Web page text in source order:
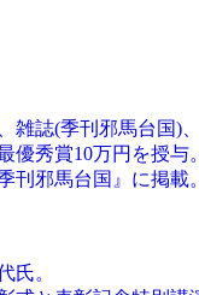
雑誌(季刊邪馬台国)
優秀賞10万円を授与。
刊邪馬台国』に掲載。
氏。